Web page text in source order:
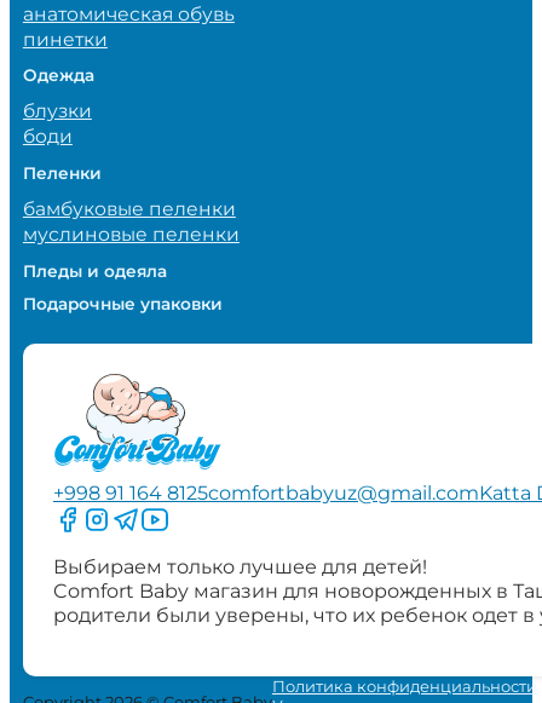
анатомическая обувь
пинетки
Одежда
блузки
боди
Пеленки
бамбуковые пеленки
муслиновые пеленки
Пледы и одеяла
Подарочные упаковки
+998 91 164 8125comfortbabyuz@gmail.comKatta
Следите за нами на Facebook
Следите за нами в Instagram
Следите за нами в Telegram
Следите за нами в YouTube
Выбираем только лучшее для детей!
Comfort Baby магазин для новорожденных в
родители были уверены, что их ребенок одет
Политика конфиденциальности